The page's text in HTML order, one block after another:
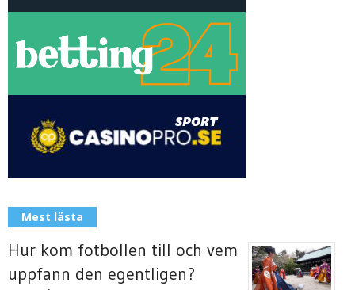
Mest lästa
Hur kom fotbollen till och vem
uppfann den egentligen?